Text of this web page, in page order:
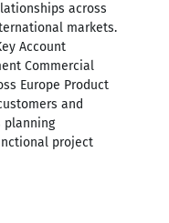
across
markets.
Account
Commercial
Europe Product
and
planning
project